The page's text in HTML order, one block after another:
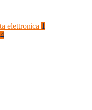
elettronica 1